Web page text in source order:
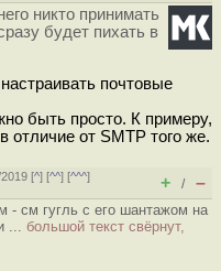
никто принимать
будет пихать в
почтовые
быть просто. К примеру,
отличие от SMTP того же.
[^] [^^] [^^^]
+ / –
- см гугль с его шантажом на
... большой текст свёрнут,